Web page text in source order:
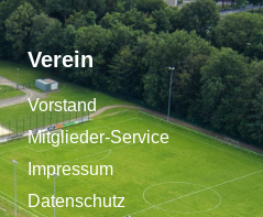
Verein
Vorstand
Mitglieder-Service
Impressum
Datenschutz